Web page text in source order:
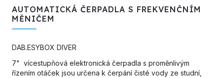
AUTOMATICKÁ ČERPADLA S FREKVENČNÍM
MĚNIČEM
DAB.ESYBOX DIVER
7" vícestupňová elektronická čerpadla s proměnlivým
řízením otáček jsou určena k čerpání čisté vody ze studní,